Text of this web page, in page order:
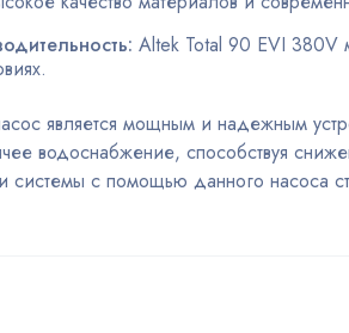
Altek Total 90 EVI 380V
является мощным и надежным
водоснабжение, способствуя
системы с помощью данного насоса